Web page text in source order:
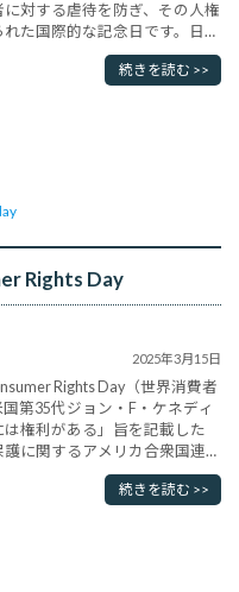
対する虐待を防ぎ、その人権
た国際的な記念日です。日本
あり、高齢者への配慮があると
しかし、世界的に見れば高齢者
を守ることを目的とした記念
続きを読む >>
Rights Day
2025年3月15日
Rights Day（世界消費者
第35代ジョン・F・ケネディ
権利がある」旨を記載した
護に関するアメリカ合衆国連邦
を1962年3月15日に発表したこ
費者機構が国際デーとして記
利、知らされる権利、選
続きを読む >>